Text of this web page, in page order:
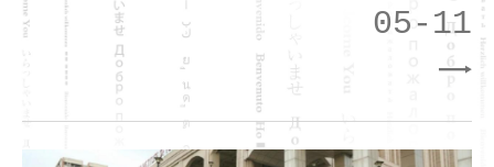
05-11